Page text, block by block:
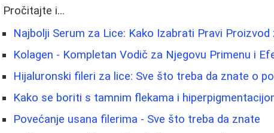
Pročitajte i...
Najbolji Serum za Lice: Kako Izabrati Pravi Proizvod
Kolagen - Kompletan Vodič za Njegovu Primenu i
Hijaluronski fileri za lice: Sve što treba da znate o
Kako se boriti s tamnim flekama i
Povećanje usana filerima - Sve što treba da znate